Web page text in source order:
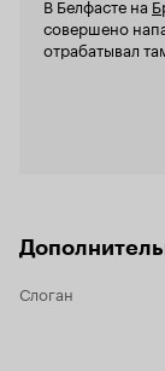
совершено
отрабатывал
Слоган